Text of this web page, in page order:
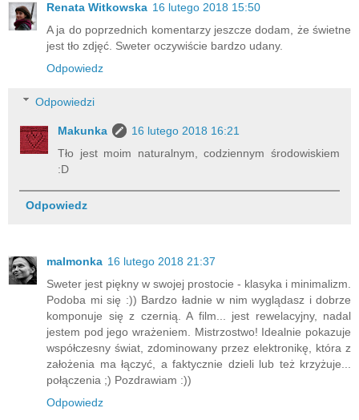
Renata Witkowska 16 lutego 2018 15:50
A ja do poprzednich komentarzy jeszcze dodam, że świetne
jest tło zdjęć. Sweter oczywiście bardzo udany.
Odpowiedz
Odpowiedzi
Makunka
16 lutego 2018 16:21
Tło jest moim naturalnym, codziennym środowiskiem
:D
Odpowiedz
malmonka 16 lutego 2018 21:37
Sweter jest piękny w swojej prostocie - klasyka i minimalizm.
Podoba mi się :)) Bardzo ładnie w nim wyglądasz i dobrze
komponuje się z czernią. A film... jest rewelacyjny, nadal
jestem pod jego wrażeniem. Mistrzostwo! Idealnie pokazuje
współczesny świat, zdominowany przez elektronikę, która z
założenia ma łączyć, a faktycznie dzieli lub też krzyżuje...
połączenia ;) Pozdrawiam :))
Odpowiedz